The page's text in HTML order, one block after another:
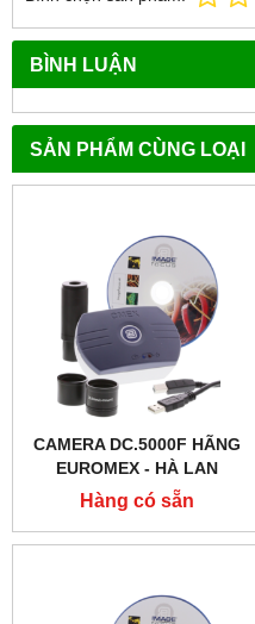
BÌNH LUẬN
SẢN PHẨM CÙNG LOẠI
CAMERA DC.5000F HÃNG
EUROMEX - HÀ LAN
Hàng có sẵn